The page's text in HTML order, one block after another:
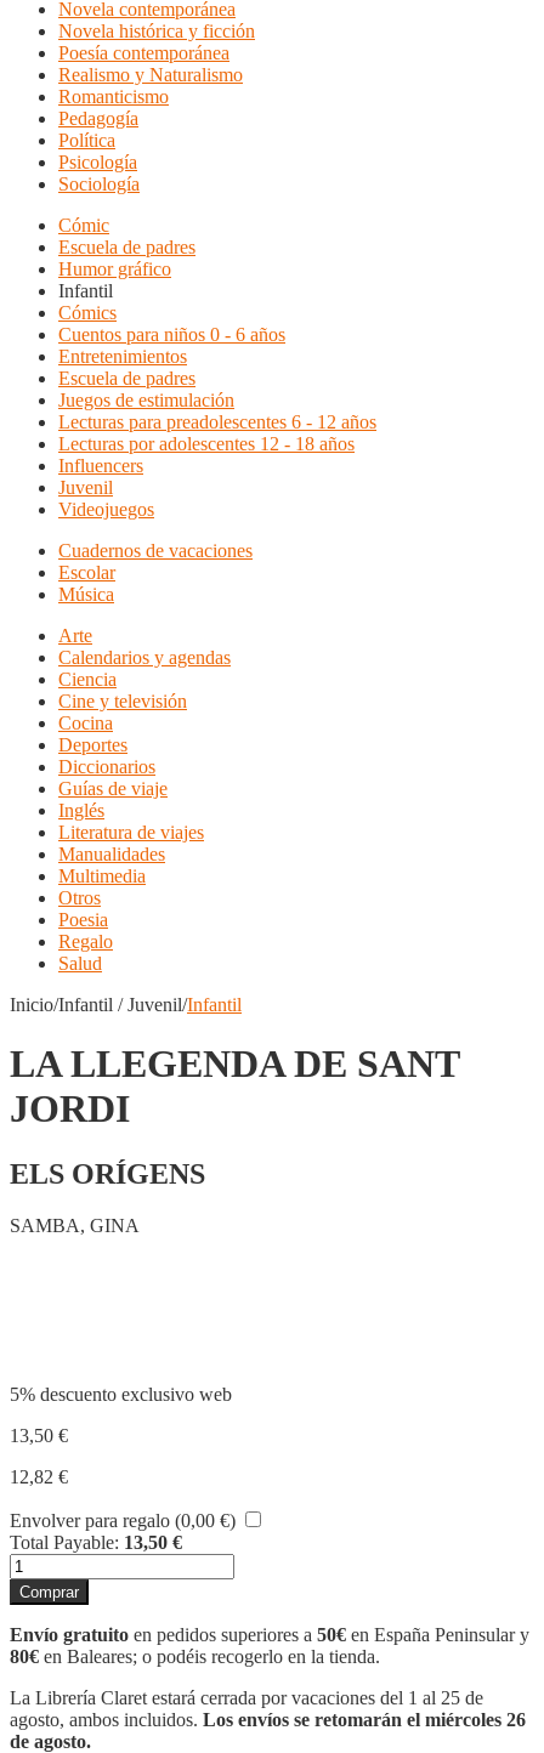
Novela contemporánea
Novela histórica y ficción
Poesía contemporánea
Realismo y Naturalismo
Romanticismo
Pedagogía
Política
Psicología
Sociología
Cómic
Escuela de padres
Humor gráfico
Infantil
Cómics
Cuentos para niños 0 - 6 años
Entretenimientos
Escuela de padres
Juegos de estimulación
Lecturas para preadolescentes 6 - 12 años
Lecturas por adolescentes 12 - 18 años
Influencers
Juvenil
Videojuegos
Cuadernos de vacaciones
Escolar
Música
Arte
Calendarios y agendas
Ciencia
Cine y televisión
Cocina
Deportes
Diccionarios
Guías de viaje
Inglés
Literatura de viajes
Manualidades
Multimedia
Otros
Poesia
Regalo
Salud
Inicio/Infantil / Juvenil/Infantil
LA LLEGENDA DE SANT
JORDI
ELS ORÍGENS
SAMBA, GINA
5% descuento exclusivo web
13,50 €
12,82 €
Envolver para regalo (0,00 €)
Total Payable: 13,50 €
LA
LLEGENDA
DE
SANT
JORDI
Comprar
Envío gratuito en pedidos superiores a 50€ en España Peninsular y
80€ en Baleares; o podéis recogerlo en la tienda.
La Librería Claret estará cerrada por vacaciones del 1 al 25 de
agosto, ambos incluidos. Los envíos se retomarán el miércoles 26
de agosto.